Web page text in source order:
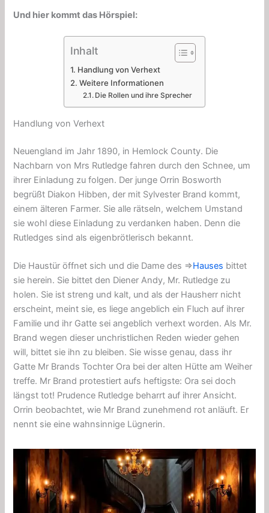
Und hier kommt das Hörspiel:
Inhalt
Handlung von Verhext
Weitere Informationen
Die Rollen und ihre Sprecher
Handlung von Verhext
Neuengland im Jahr 1890, in Hemlock County. Die
Nachbarn von Mrs Rutledge fahren durch den Schnee, um
ihrer Einladung zu folgen. Der junge Orrin Bosworth
begrüßt Diakon Hibben, der mit Sylvester Brand kommt,
einem älteren Farmer. Sie alle rätseln, welchem Umstand
sie wohl diese Einladung zu verdanken haben. Denn die
Rutledges sind als eigenbrötlerisch bekannt.
Die Haustür öffnet sich und die Dame des ⇒Hauses bittet
sie herein. Sie bittet den Diener Andy, Mr. Rutledge zu
holen. Sie ist streng und kalt, und als der Hausherr nicht
erscheint, meint sie, es liege angeblich ein Fluch auf ihrer
Familie und ihr Gatte sei angeblich verhext worden. Als Mr.
Brand wegen dieser unchristlichen Reden wieder gehen
will, bittet sie ihn zu bleiben. Sie wisse genau, dass ihr
Gatte Mr Brands Tochter Ora bei der alten Hütte am Weiher
treffe. Mr Brand protestiert aufs heftigste: Ora sei doch
längst tot! Prudence Rutledge beharrt auf ihrer Ansicht.
Orrin beobachtet, wie Mr Brand zunehmend rot anläuft. Er
nennt sie eine wahnsinnige Lügnerin.